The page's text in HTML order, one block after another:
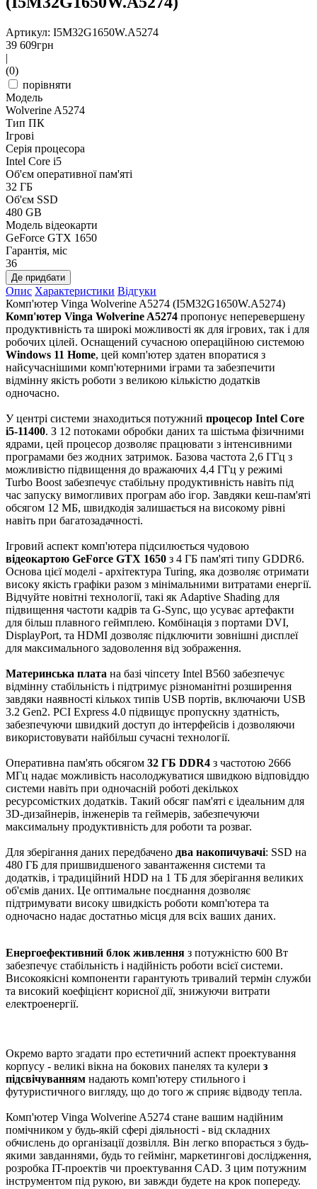
Артикул: I5M32G1650W.A5274
39 609грн
|
(0)
порівняти
Модель
Wolverine A5274
Тип ПК
Ігрові
Серія процесора
Intel Core i5
Об'єм оперативної пам'яті
32 ГБ
Об'єм SSD
480 GB
Модель відеокарти
GeForce GTX 1650
Гарантія, міс
36
Де придбати
Опис Характеристики Відгуки
Комп'ютер Vinga Wolverine A5274 (I5M32G1650W.A5274)
Комп'ютер Vinga Wolverine A5274 пропонує неперевершену
продуктивність та широкі можливості як для ігрових, так і для
робочих цілей. Оснащений сучасною операційною системою
Windows 11 Home, цей комп'ютер здатен впоратися з
найсучаснішими комп'ютерними іграми та забезпечити
відмінну якість роботи з великою кількістю додатків
одночасно.
У центрі системи знаходиться потужний процесор Intel Core
i5-11400. З 12 потоками обробки даних та шістьма фізичними
ядрами, цей процесор дозволяє працювати з інтенсивними
програмами без жодних затримок. Базова частота 2,6 ГГц з
можливістю підвищення до вражаючих 4,4 ГГц у режимі
Turbo Boost забезпечує стабільну продуктивність навіть під
час запуску вимогливих програм або ігор. Завдяки кеш-пам'яті
обсягом 12 МБ, швидкодія залишається на високому рівні
навіть при багатозадачності.
Ігровий аспект комп'ютера підсилюється чудовою
відеокартою GeForce GTX 1650 з 4 ГБ пам'яті типу GDDR6.
Основа цієї моделі - архітектура Turing, яка дозволяє отримати
високу якість графіки разом з мінімальними витратами енергії.
Відчуйте новітні технології, такі як Adaptive Shading для
підвищення частоти кадрів та G-Sync, що усуває артефакти
для більш плавного геймплею. Комбінація з портами DVI,
DisplayPort, та HDMI дозволяє підключити зовнішні дисплеї
для максимального задоволення від зображення.
Материнська плата на базі чіпсету Intel B560 забезпечує
відмінну стабільність і підтримує різноманітні розширення
завдяки наявності кількох типів USB портів, включаючи USB
3.2 Gen2. PCI Express 4.0 підвищує пропускну здатність,
забезпечуючи швидкий доступ до інтерфейсів і дозволяючи
використовувати найбільш сучасні технології.
Оперативна пам'ять обсягом 32 ГБ DDR4 з частотою 2666
МГц надає можливість насолоджуватися швидкою відповіддю
системи навіть при одночасній роботі декількох
ресурсомістких додатків. Такий обсяг пам'яті є ідеальним для
3D-дизайнерів, інженерів та геймерів, забезпечуючи
максимальну продуктивність для роботи та розваг.
Для зберігання даних передбачено два накопичувачі: SSD на
480 ГБ для пришвидшеного завантаження системи та
додатків, і традиційний HDD на 1 ТБ для зберігання великих
об'ємів даних. Це оптимальне поєднання дозволяє
підтримувати високу швидкість роботи комп'ютера та
одночасно надає достатньо місця для всіх ваших даних.
Енергоефективний блок живлення з потужністю 600 Вт
забезпечує стабільність і надійність роботи всієї системи.
Високоякісні компоненти гарантують тривалий термін служби
та високий коефіцієнт корисної дії, знижуючи витрати
електроенергії.
Окремо варто згадати про естетичний аспект проектування
корпусу - великі вікна на бокових панелях та кулери з
підсвічуванням надають комп'ютеру стильного і
футуристичного вигляду, що до того ж сприяє відводу тепла.
Комп'ютер Vinga Wolverine A5274 стане вашим надійним
помічником у будь-якій сфері діяльності - від складних
обчислень до організації дозвілля. Він легко впорається з будь-
якими завданнями, будь то геймінг, маркетингові дослідження,
розробка IT-проектів чи проектування CAD. З цим потужним
інструментом під рукою, ви завжди будете на крок попереду.